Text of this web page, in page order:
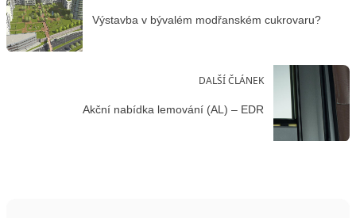
Výstavba v bývalém modřanském cukrovaru?
DALŠÍ ČLÁNEK
Akční nabídka lemování (AL) – EDR